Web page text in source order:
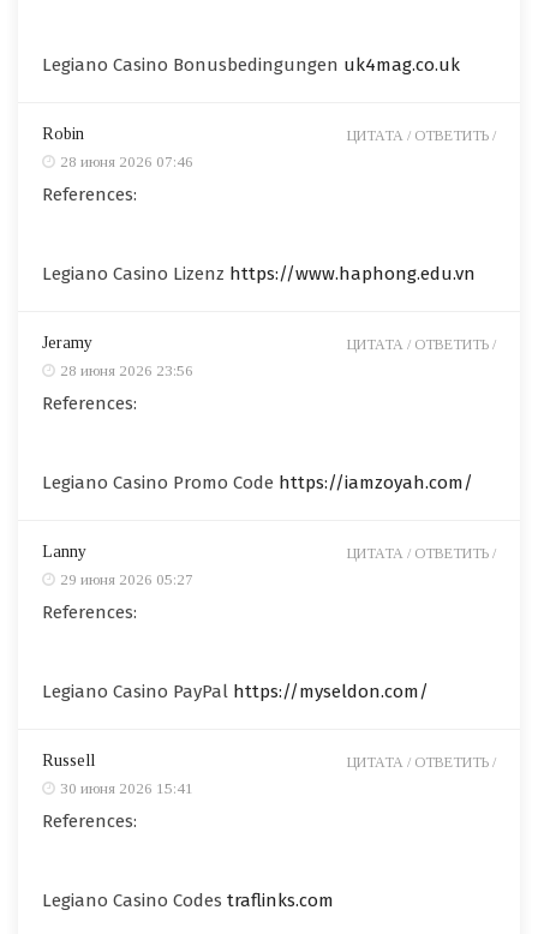
Legiano Casino Bonusbedingungen uk4mag.co.uk
Robin
28 июня 2026 07:46
References:
Legiano Casino Lizenz https://www.haphong.edu.vn
ЦИТАТА / ОТВЕТИТЬ /
Jeramy
28 июня 2026 23:56
References:
Legiano Casino Promo Code https://iamzoyah.com/
ЦИТАТА / ОТВЕТИТЬ /
Lanny
29 июня 2026 05:27
References:
Legiano Casino PayPal https://myseldon.com/
ЦИТАТА / ОТВЕТИТЬ /
Russell
30 июня 2026 15:41
References:
Legiano Casino Codes traflinks.com
ЦИТАТА / ОТВЕТИТЬ /